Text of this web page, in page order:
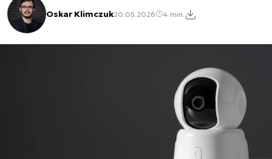
Oskar Klimczuk20.05.2026 4 min.